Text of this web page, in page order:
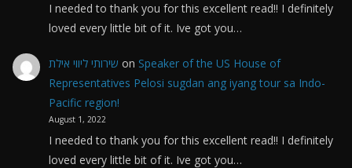
I needed to thank you for this excellent read!! I definitely
loved every little bit of it. Ive got you…
שירותי ליווי אילת on Speaker of the US House of
Representatives Pelosi sugdan ang iyang tour sa Indo-
Pacific region!
August 1, 2022
I needed to thank you for this excellent read!! I definitely
loved every little bit of it. Ive got you…